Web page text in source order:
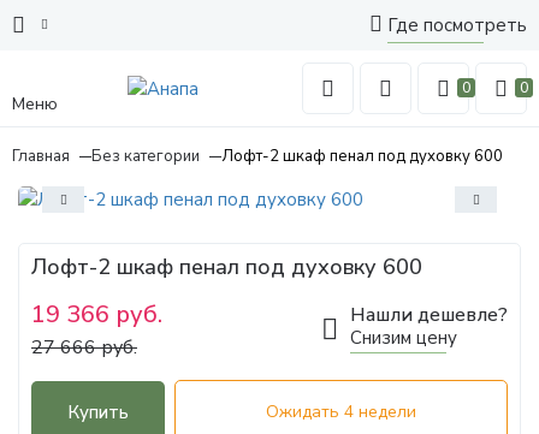
Где посмотреть
Меню
0 0
Главная Без категории Лофт-2 шкаф пенал под духовку 600
Лофт-2 шкаф пенал под духовку 600
19 366 руб.
27 666 руб.
Нашли дешевле?
Снизим цену
Купить Ожидать 4 недели